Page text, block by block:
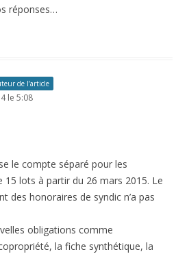
réponses…
de l’article
le 5:08
le compte séparé pour les
15 lots à partir du 26 mars 2015. Le
des honoraires de syndic n’a pas
obligations comme
la fiche synthétique, la